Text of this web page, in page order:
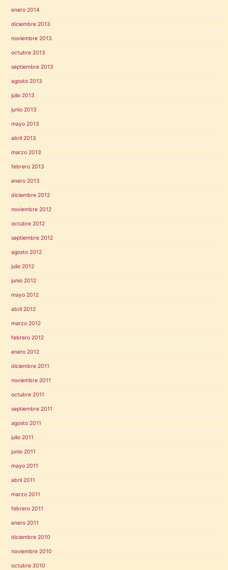
enero 2014
diciembre 2013
noviembre 2013
octubre 2013
septiembre 2013
agosto 2013
julio 2013
junio 2013
mayo 2013
abril 2013
marzo 2013
febrero 2013
enero 2013
diciembre 2012
noviembre 2012
octubre 2012
septiembre 2012
agosto 2012
julio 2012
junio 2012
mayo 2012
abril 2012
marzo 2012
febrero 2012
enero 2012
diciembre 2011
noviembre 2011
octubre 2011
septiembre 2011
agosto 2011
julio 2011
junio 2011
mayo 2011
abril 2011
marzo 2011
febrero 2011
enero 2011
diciembre 2010
noviembre 2010
octubre 2010